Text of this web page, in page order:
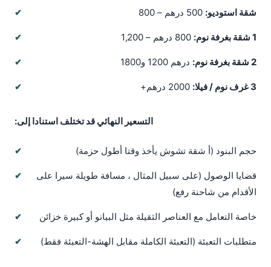
شقة استوديو:
1 شقة بغرفة نوم:
2 شقة بغرفة نوم: درهم 1200 و1800
3 غرف نوم / فيلا:
التسعير النهائي قد تختلف استنادا إلى:
حجم البنود (أ شقة تشوش يأخذ وقتا أطول حزمة)
قضايا الوصول (على سبيل المثال ، مسافة طويلة سيرا على
الأقدام من شاحنة رفع)
خاصة التعامل مع العناصر الثقيلة مثل البيانو أو كبيرة خزائن
متطلبات التعبئة (التعبئة الكاملة مقابل الهشة-التعبئة فقط)